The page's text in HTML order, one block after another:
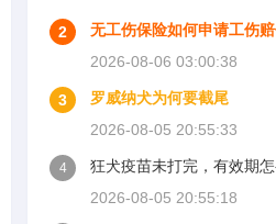
2
无工伤保险如何申请工伤
2026-08-06 03:00:38
3
罗威纳犬为何要截尾
2026-08-05 20:55:33
4
狂犬疫苗未打完，有效期
2026-08-05 20:55:18